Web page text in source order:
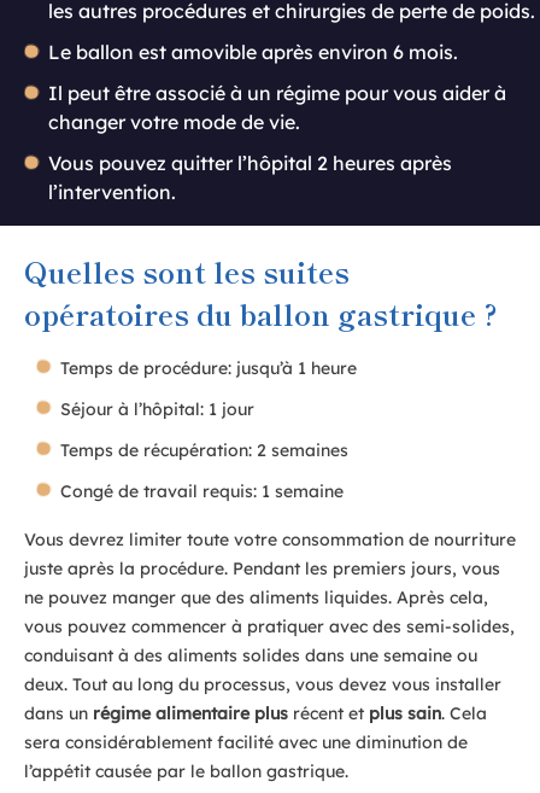
les autres procédures et chirurgies de perte de poids.
Le ballon est amovible après environ 6 mois.
Il peut être associé à un régime pour vous aider à
changer votre mode de vie.
Vous pouvez quitter l’hôpital 2 heures après
l’intervention.
Quelles sont les suites
opératoires du ballon gastrique ?
Temps de procédure: jusqu’à 1 heure
Séjour à l’hôpital: 1 jour
Temps de récupération: 2 semaines
Congé de travail requis: 1 semaine
Vous devrez limiter toute votre consommation de nourriture
juste après la procédure. Pendant les premiers jours, vous
ne pouvez manger que des aliments liquides. Après cela,
vous pouvez commencer à pratiquer avec des semi-solides,
conduisant à des aliments solides dans une semaine ou
deux. Tout au long du processus, vous devez vous installer
dans un régime alimentaire plus récent et plus sain. Cela
sera considérablement facilité avec une diminution de
l’appétit causée par le ballon gastrique.